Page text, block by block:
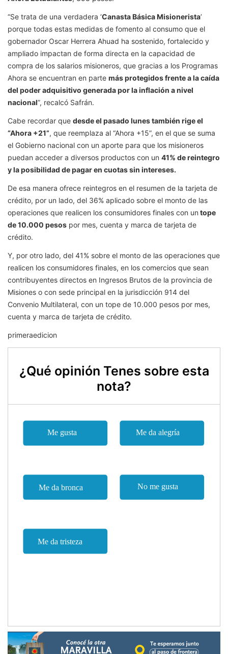
“Se trata de una verdadera ‘Canasta Básica Misionerista’
porque todas estas medidas de fomento al consumo que el
gobernador Oscar Herrera Ahuad ha sostenido, fortalecido y
ampliado impactan de forma directa en la capacidad de
compra de los salarios misioneros, que gracias a los Programas
Ahora se encuentran en parte más protegidos frente a la caída
del poder adquisitivo generada por la inflación a nivel
nacional”, recalcó Safrán.
Cabe recordar que desde el pasado lunes también rige el
“Ahora +21”, que reemplaza al “Ahora +15”, en el que se suma
el Gobierno nacional con un aporte para que los misioneros
puedan acceder a diversos productos con un 41% de reintegro
y la posibilidad de pagar en cuotas sin intereses.
De esa manera ofrece reintegros en el resumen de la tarjeta de
crédito, por un lado, del 36% aplicado sobre el monto de las
operaciones que realicen los consumidores finales con un tope
de 10.000 pesos por mes, cuenta y marca de tarjeta de
crédito.
Y, por otro lado, del 41% sobre el monto de las operaciones que
realicen los consumidores finales, en los comercios que sean
contribuyentes directos en Ingresos Brutos de la provincia de
Misiones o con sede principal en la jurisdicción 914 del
Convenio Multilateral, con un tope de 10.000 pesos por mes,
cuenta y marca de tarjeta de crédito.
primeraedicion
¿Qué opinión Tenes sobre esta
nota?